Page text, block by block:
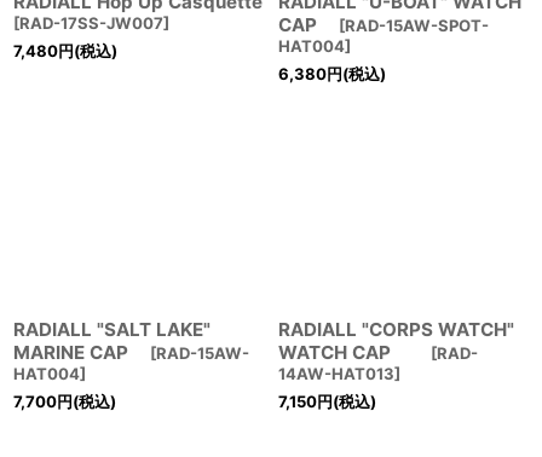
[RAD-17SS-JW007]
7,480円(税込)
CAP
[RAD-15AW-SPOT-
HAT004]
6,380円(税込)
RADIALL "SALT LAKE"
MARINE CAP
[RAD-15AW-
HAT004]
7,700円(税込)
RADIALL "CORPS WATCH"
WATCH CAP
[RAD-
14AW-HAT013]
7,150円(税込)